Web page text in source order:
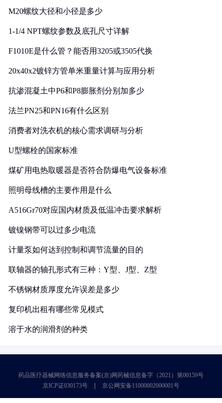
M20螺纹大径和小径是多少
1-1/4 NPT螺纹参数及底孔尺寸详解
F1010E是什么管？能否用3205或3505代换
20x40x2镀锌方管单米重量计算与应用分析
抗渗混凝土中P6和P8膨胀剂分别加多少
法兰PN25和PN16有什么区别
消费者对洗衣机的核心需求调研与分析
U型螺栓的国家标准
煤矿用电热取暖器是否符合防爆电气设备标准
照明母线槽的主要作用是什么
A516Gr70对应国内材质及低温冲击要求解析
镀镍钢带可以过多少电流
计量泵如何达到控制和调节流量的目的
联轴器的轴孔形式有三种：Y型、J型、Z型
不锈钢材质厚度允许误差是多少
复印机出租有哪些常见模式
溶于水的润滑剂的种类
药品医疗器械网络信息服务备案(京)网药械信息备字（2021）第00159号
京ICP证030173号
京公网安备11000002000001号